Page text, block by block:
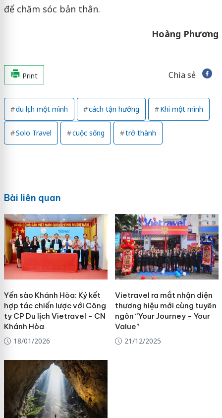
để chăm sóc bản thân.
Hoàng Phương
Print Chia sẻ
du lịch một mình cách tận hưởng Khi một mình
Solo Travel cuộc sống trở thành
Bài liên quan
Yến sào Khánh Hòa: Ký kết
hợp tác chiến lược với Công
ty CP Du lịch Vietravel - CN
Khánh Hòa
18/01/2026
Vietravel ra mắt nhận diện
thương hiệu mới cùng tuyên
ngôn “Your Journey - Your
Value”
21/12/2025